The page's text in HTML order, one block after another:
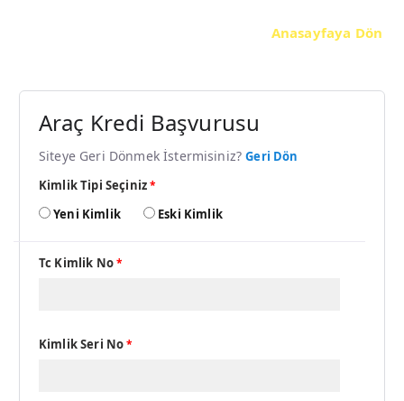
Anasayfaya Dön
Araç Kredi Başvurusu
Siteye Geri Dönmek İstermisiniz?Geri Dön
Kimlik Tipi Seçiniz*
Yeni Kimlik Eski Kimlik
Tc Kimlik No*
Kimlik Seri No*